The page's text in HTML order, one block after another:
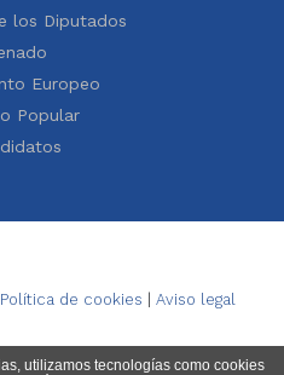
los Diputados
Europeo
Popular
Política de cookies Aviso legal
utilizamos tecnologías como cookies